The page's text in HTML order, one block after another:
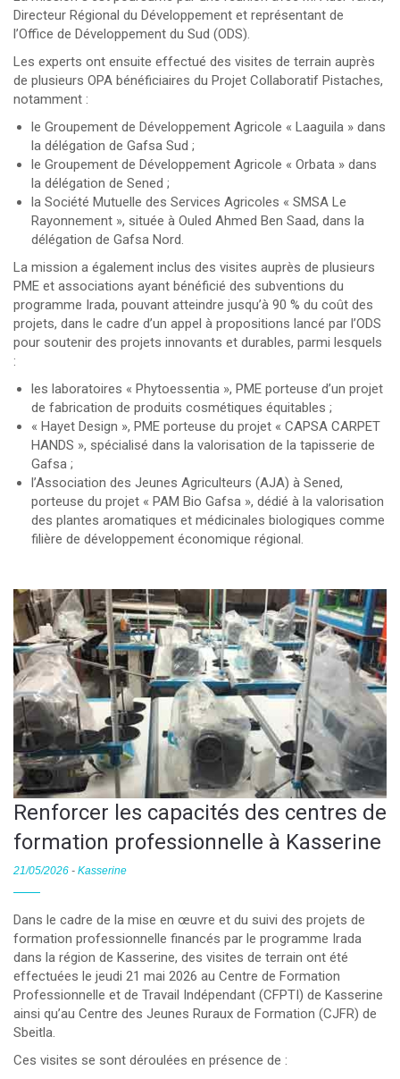
Directeur Régional du Développement et représentant de
l’Office de Développement du Sud (ODS).
Les experts ont ensuite effectué des visites de terrain auprès
de plusieurs OPA bénéficiaires du Projet Collaboratif Pistaches,
notamment :
le Groupement de Développement Agricole « Laaguila » dans
la délégation de Gafsa Sud ;
le Groupement de Développement Agricole « Orbata » dans
la délégation de Sened ;
la Société Mutuelle des Services Agricoles « SMSA Le
Rayonnement », située à Ouled Ahmed Ben Saad, dans la
délégation de Gafsa Nord.
La mission a également inclus des visites auprès de plusieurs
PME et associations ayant bénéficié des subventions du
programme Irada, pouvant atteindre jusqu’à 90 % du coût des
projets, dans le cadre d’un appel à propositions lancé par l’ODS
pour soutenir des projets innovants et durables, parmi lesquels
:
les laboratoires « Phytoessentia », PME porteuse d’un projet
de fabrication de produits cosmétiques équitables ;
« Hayet Design », PME porteuse du projet « CAPSA CARPET
HANDS », spécialisé dans la valorisation de la tapisserie de
Gafsa ;
l’Association des Jeunes Agriculteurs (AJA) à Sened,
porteuse du projet « PAM Bio Gafsa », dédié à la valorisation
des plantes aromatiques et médicinales biologiques comme
filière de développement économique régional.
Renforcer les capacités des centres de
formation professionnelle à Kasserine
21/05/2026 - Kasserine
Dans le cadre de la mise en œuvre et du suivi des projets de
formation professionnelle financés par le programme Irada
dans la région de Kasserine, des visites de terrain ont été
effectuées le jeudi 21 mai 2026 au Centre de Formation
Professionnelle et de Travail Indépendant (CFPTI) de Kasserine
ainsi qu’au Centre des Jeunes Ruraux de Formation (CJFR) de
Sbeitla.
Ces visites se sont déroulées en présence de :